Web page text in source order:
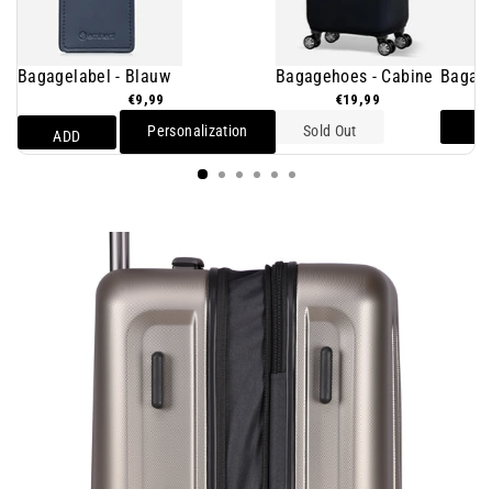
Bagagelabel - Blauw
€9,99
ADD Personalization
Bagagehoes - Cabine
€19,99
Sold Out